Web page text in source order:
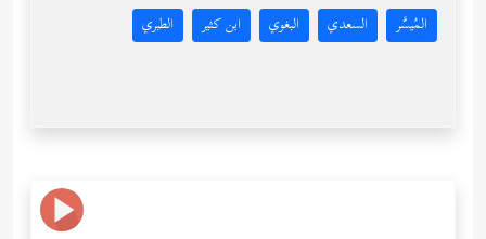
المُيسَّر السعدي البغوي ابن كثير الطبري